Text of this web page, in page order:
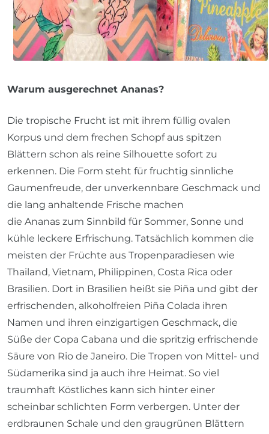
Warum ausgerechnet Ananas?
Die tropische Frucht ist mit ihrem füllig ovalen
Korpus und dem frechen Schopf aus spitzen
Blättern schon als reine Silhouette sofort zu
erkennen. Die Form steht für fruchtig sinnliche
Gaumenfreude, der unverkennbare Geschmack und
die lang anhaltende Frische machen
die Ananas zum Sinnbild für Sommer, Sonne und
kühle leckere Erfrischung. Tatsächlich kommen die
meisten der Früchte aus Tropenparadiesen wie
Thailand, Vietnam, Philippinen, Costa Rica oder
Brasilien. Dort in Brasilien heißt sie Piña und gibt der
erfrischenden, alkoholfreien Piña Colada ihren
Namen und ihren einzigartigen Geschmack, die
Süße der Copa Cabana und die spritzig erfrischende
Säure von Rio de Janeiro. Die Tropen von Mittel- und
Südamerika sind ja auch ihre Heimat. So viel
traumhaft Köstliches kann sich hinter einer
scheinbar schlichten Form verbergen. Unter der
erdbraunen Schale und den graugrünen Blättern